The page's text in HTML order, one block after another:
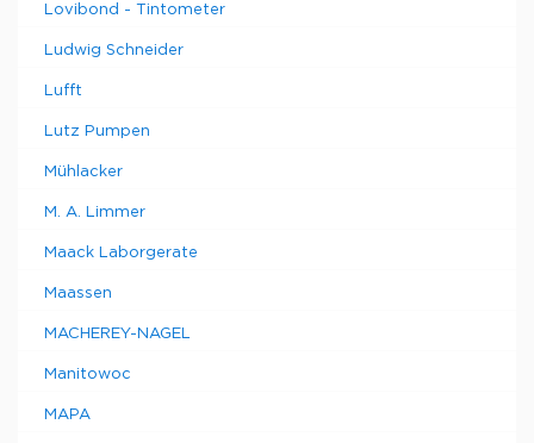
Lovibond - Tintometer
Ludwig Schneider
Lufft
Lutz Pumpen
Mühlacker
M. A. Limmer
Maack Laborgerate
Maassen
MACHEREY-NAGEL
Manitowoc
MAPA